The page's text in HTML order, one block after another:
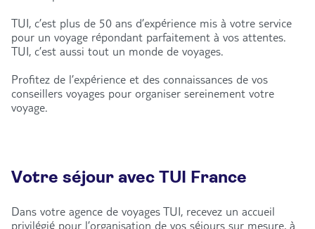
TUI, c’est plus de 50 ans d’expérience mis à votre service
pour un voyage répondant parfaitement à vos attentes.
TUI, c’est aussi tout un monde de voyages.
Profitez de l’expérience et des connaissances de vos
conseillers voyages pour organiser sereinement votre
voyage.
Votre séjour avec TUI France
Dans votre agence de voyages TUI, recevez un accueil
privilégié pour l’organisation de vos séjours sur mesure, à